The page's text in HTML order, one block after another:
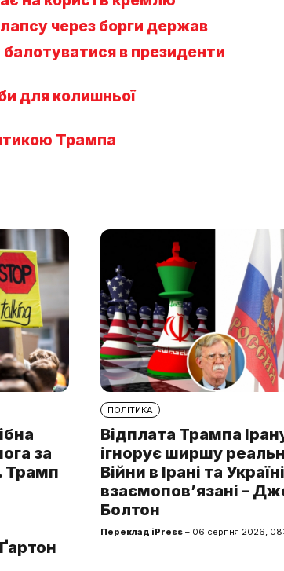
через борги держав
в президенти
для колишньої
Трампа
за
Трамп
ПОЛІТИКА
Відплата Трампа
ігнорує ширшу
Війни в Ірані та Україні
взаємопов’язані –
Болтон
Переклад iPress – 06 серпня 2026,